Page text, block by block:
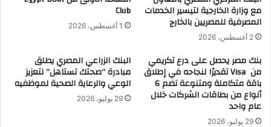
مع وزارة الخارجية لتيسير الخدمات
المصرفية للمصريين بالخارج
2 أغسطس، 2026
Club
1 أغسطس، 2026
بنك مصر يحصل على درع تكريمي
من Visa تقديرًا لنجاحه في إطلاق
باقة متكاملة ومتنوعة تضم 6
أنواع من بطاقات الشركات خلال
عام واحد
29 يوليو، 2026
البنك الزراعي المصري يطلق
مبادرة “صحتك تستاهل” لتعزيز
الوعي والرعاية الصحية لموظفيه
29 يوليو، 2026